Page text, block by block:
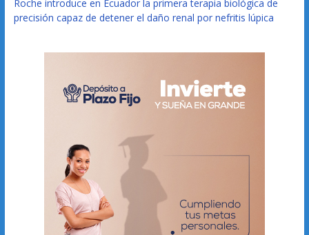
Roche introduce en Ecuador la primera terapia biológica de
precisión capaz de detener el daño renal por nefritis lúpica